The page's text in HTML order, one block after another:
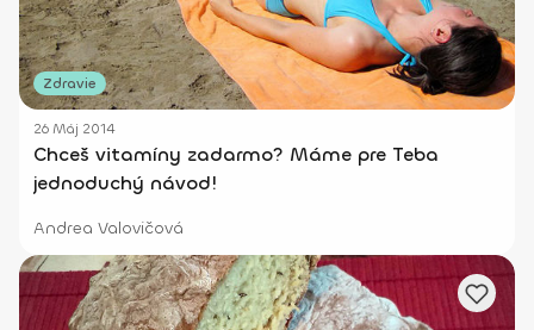
Zdravie
26 Máj 2014
Chceš vitamíny zadarmo? Máme pre Teba
jednoduchý návod!
Andrea Valovičová